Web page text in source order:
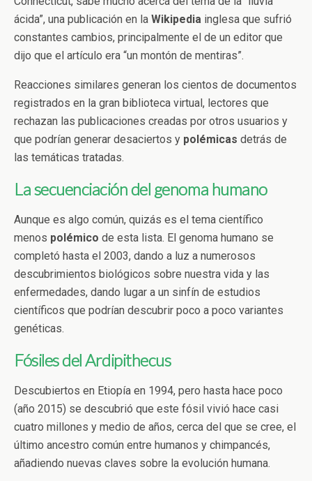
ácida”, una publicación en la Wikipedia inglesa que sufrió
constantes cambios, principalmente el de un editor que
dijo que el artículo era “un montón de mentiras”.
Reacciones similares generan los cientos de documentos
registrados en la gran biblioteca virtual, lectores que
rechazan las publicaciones creadas por otros usuarios y
que podrían generar desaciertos y polémicas detrás de
las temáticas tratadas.
La secuenciación del genoma humano
Aunque es algo común, quizás es el tema científico
menos polémico de esta lista. El genoma humano se
completó hasta el 2003, dando a luz a numerosos
descubrimientos biológicos sobre nuestra vida y las
enfermedades, dando lugar a un sinfín de estudios
científicos que podrían descubrir poco a poco variantes
genéticas.
Fósiles del Ardipithecus
Descubiertos en Etiopía en 1994, pero hasta hace poco
(año 2015) se descubrió que este fósil vivió hace casi
cuatro millones y medio de años, cerca del que se cree, el
último ancestro común entre humanos y chimpancés,
añadiendo nuevas claves sobre la evolución humana.